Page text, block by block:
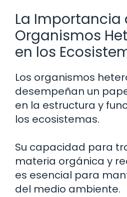
La Importancia
Organismos
en los
Los organismos
desempeñan un
en la estructura y
los ecosistemas.
Su capacidad para
materia orgánica y
es esencial para
del medio ambiente.